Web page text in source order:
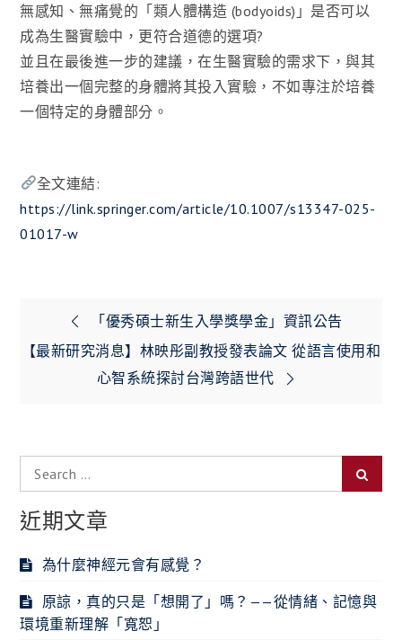
無感知、無痛覺的「類人體構造 (bodyoids)」是否可以
成為生醫實驗中，更符合道德的選項?
並且在最後進一步的建議，在生醫實驗的需求下，與其
培養出一個完整的身體將其投入實驗，不如專注於培養
一個特定的身體部分。
全文連結:
https://link.springer.com/article/10.1007/s13347-025-
01017-w
章
「優秀碩士新生入學獎學金」資訊公告
【最新研究消息】林映彤副教授發表論文 從語言使用和
心智系統探討台灣跨語世代
Search
for:
近期文章
為什麼神經元會有感覺？
原諒，真的只是「想開了」嗎？——從情緒、記憶與
環境重新理解「寬恕」